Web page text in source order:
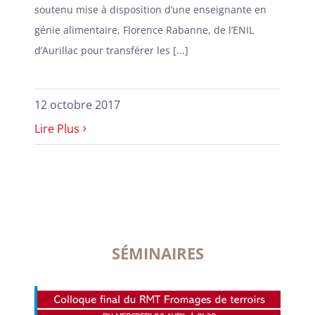
soutenu mise à disposition d’une enseignante en
génie alimentaire, Florence Rabanne, de l’ENIL
d’Aurillac pour transférer les [...]
12 octobre 2017
Lire Plus
SÉMINAIRES